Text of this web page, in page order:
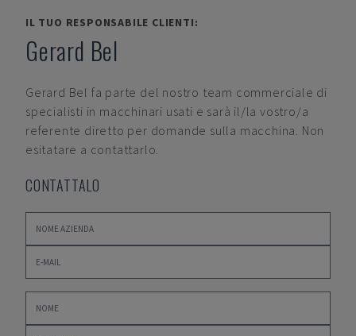
IL TUO RESPONSABILE CLIENTI:
Gerard Bel
Gerard Bel fa parte del nostro team commerciale di
specialisti in macchinari usati e sarà il/la vostro/a
referente diretto per domande sulla macchina. Non
esitatare a contattarlo.
CONTATTALO